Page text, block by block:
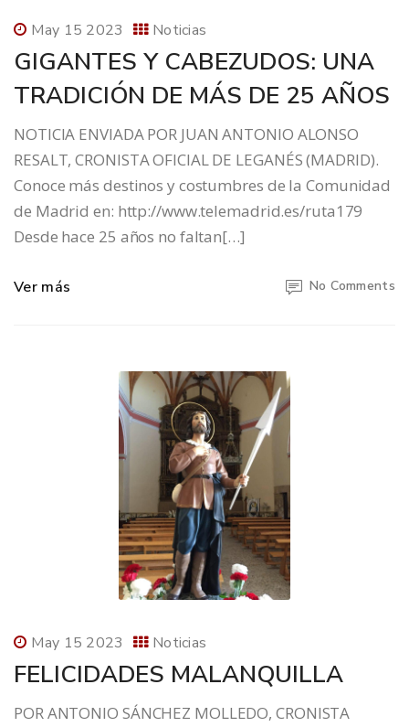
May 15 2023 Noticias
GIGANTES Y CABEZUDOS: UNA
TRADICIÓN DE MÁS DE 25 AÑOS
NOTICIA ENVIADA POR JUAN ANTONIO ALONSO
RESALT, CRONISTA OFICIAL DE LEGANÉS (MADRID).
Conoce más destinos y costumbres de la Comunidad
de Madrid en: http://www.telemadrid.es/ruta179
Desde hace 25 años no faltan[…]
Ver más No Comments
May 15 2023 Noticias
FELICIDADES MALANQUILLA
POR ANTONIO SÁNCHEZ MOLLEDO, CRONISTA